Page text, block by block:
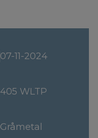
07-11-2024
405 WLTP
Gråmetal